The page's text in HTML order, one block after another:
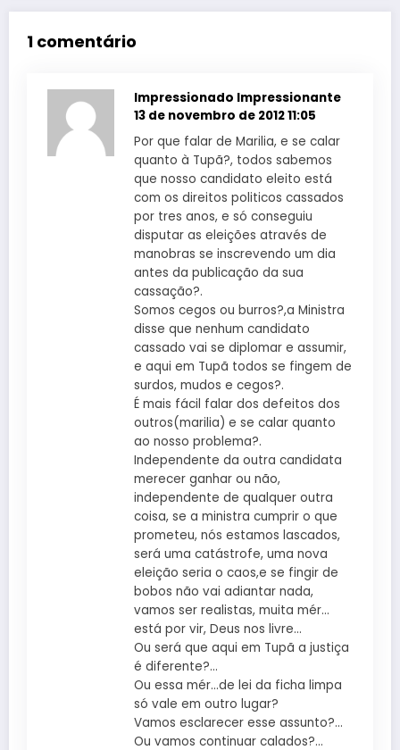
1 comentário
Impressionado Impressionante
13 de novembro de 2012 11:05
Por que falar de Marilia, e se calar
quanto à Tupã?, todos sabemos
que nosso candidato eleito está
com os direitos politicos cassados
por tres anos, e só conseguiu
disputar as eleições através de
manobras se inscrevendo um dia
antes da publicação da sua
cassação?.
Somos cegos ou burros?,a Ministra
disse que nenhum candidato
cassado vai se diplomar e assumir,
e aqui em Tupã todos se fingem de
surdos, mudos e cegos?.
É mais fácil falar dos defeitos dos
outros(marilia) e se calar quanto
ao nosso problema?.
Independente da outra candidata
merecer ganhar ou não,
independente de qualquer outra
coisa, se a ministra cumprir o que
prometeu, nós estamos lascados,
será uma catástrofe, uma nova
eleição seria o caos,e se fingir de
bobos não vai adiantar nada,
vamos ser realistas, muita mér…
está por vir, Deus nos livre…
Ou será que aqui em Tupã a justiça
é diferente?…
Ou essa mér…de lei da ficha limpa
só vale em outro lugar?
Vamos esclarecer esse assunto?…
Ou vamos continuar calados?…